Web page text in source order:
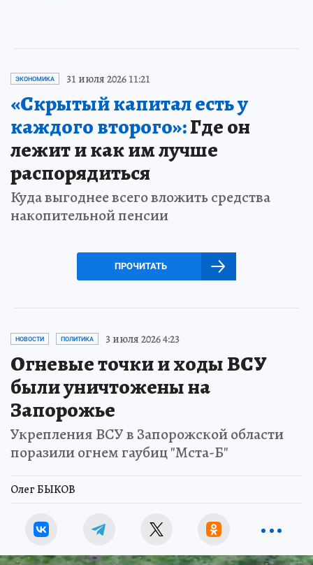
ЭКОНОМИКА 31 июля 2026 11:21
«Скрытый капитал есть у
каждого второго»:Где он
лежит и как им лучше
распорядиться
Куда выгоднее всего вложить средства
накопительной пенсии
ПРОЧИТАТЬ
НОВОСТИ ПОЛИТИКА 3 июля 2026 4:23
Огневые точки и ходы ВСУ
были уничтожены на
Запорожье
Укрепления ВСУ в Запорожской области
поразили огнем гаубиц "Мста-Б"
Олег БЫКОВ